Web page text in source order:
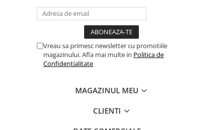
Vreau sa primesc newsletter cu promotiile
magazinului. Afla mai multe in Politica de
Confidentialitate
MAGAZINUL MEU
CLIENTI